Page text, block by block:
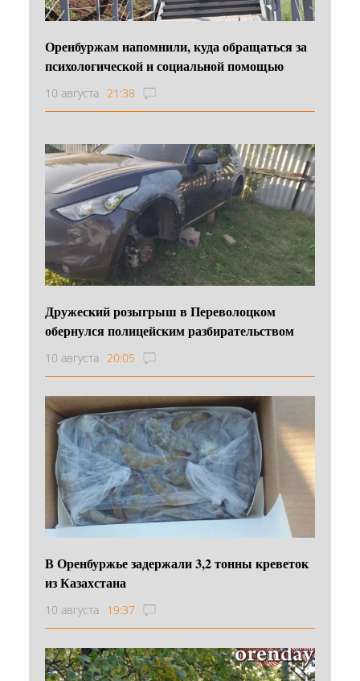
Оренбуржам напомнили, куда обращаться за
психологической и социальной помощью
10 августа 21:38
Дружеский розыгрыш в Переволоцком
обернулся полицейским разбирательством
10 августа 20:05
В Оренбуржье задержали 3,2 тонны креветок
из Казахстана
10 августа 19:37